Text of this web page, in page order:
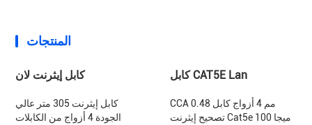
المنتجات
كابل إيثرنت لان
كابل إيثرنت 305 متر عالي
الجودة 4 أزواج من الكابلات
كابل CAT5E Lan
CCA 0.48 مم 4 أزواج كابل
تصحيح إيثرنت Cat5e 100 ميجا